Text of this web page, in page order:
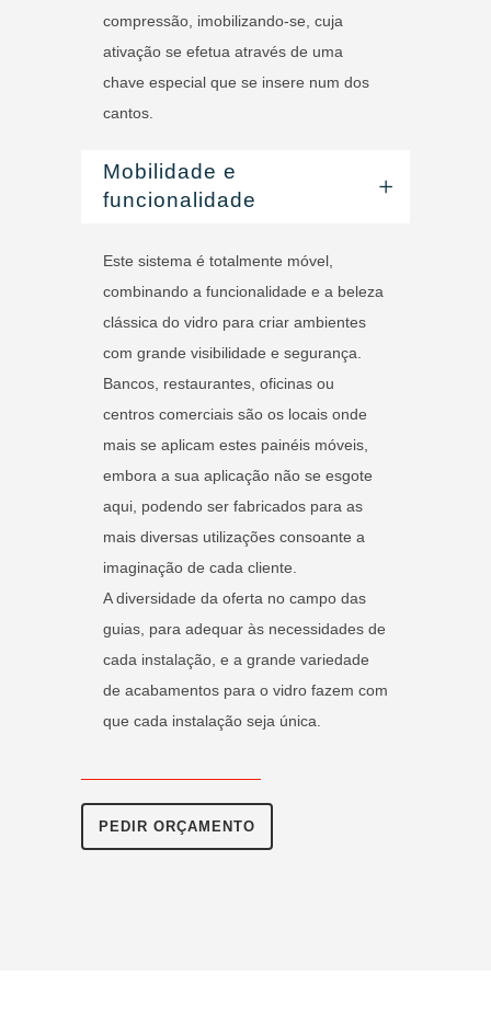
compressão, imobilizando-se, cuja
ativação se efetua através de uma
chave especial que se insere num dos
cantos.
Mobilidade e
funcionalidade
Este sistema é totalmente móvel,
combinando a funcionalidade e a beleza
clássica do vidro para criar ambientes
com grande visibilidade e segurança.
Bancos, restaurantes, oficinas ou
centros comerciais são os locais onde
mais se aplicam estes painéis móveis,
embora a sua aplicação não se esgote
aqui, podendo ser fabricados para as
mais diversas utilizações consoante a
imaginação de cada cliente.
A diversidade da oferta no campo das
guias, para adequar às necessidades de
cada instalação, e a grande variedade
de acabamentos para o vidro fazem com
que cada instalação seja única.
PEDIR ORÇAMENTO